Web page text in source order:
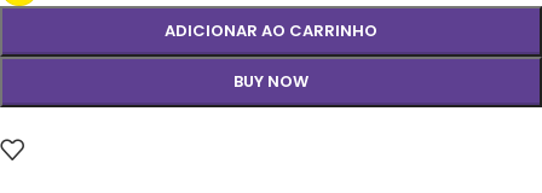
ADICIONAR AO CARRINHO
BUY NOW